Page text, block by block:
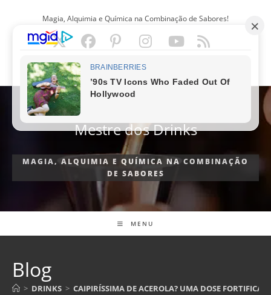
Magia, Alquimia e Química na Combinação de Sabores!
PORTUGUÊS
Mestre dos Drinks
MAGIA, ALQUIMIA E QUÍMICA NA COMBINAÇÃO
DE SABORES
MENU
Blog
> DRINKS > CAIPIRÍSSIMA DE ACEROLA? UMA DOSE